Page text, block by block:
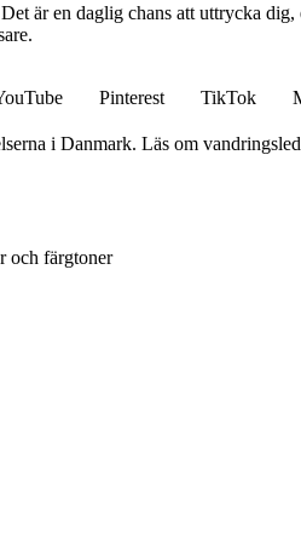
är en daglig chans att uttrycka
Pinterest TikTok
i Danmark. Läs om
och färgtoner